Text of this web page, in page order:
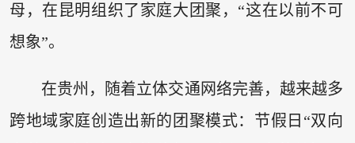
母，在昆明组织了家庭大团聚，“这在以前不可
想象”。
在贵州，随着立体交通网络完善，越来越多
跨地域家庭创造出新的团聚模式：节假日“双向